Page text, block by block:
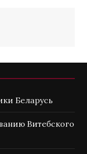
Беларусь
Витебского